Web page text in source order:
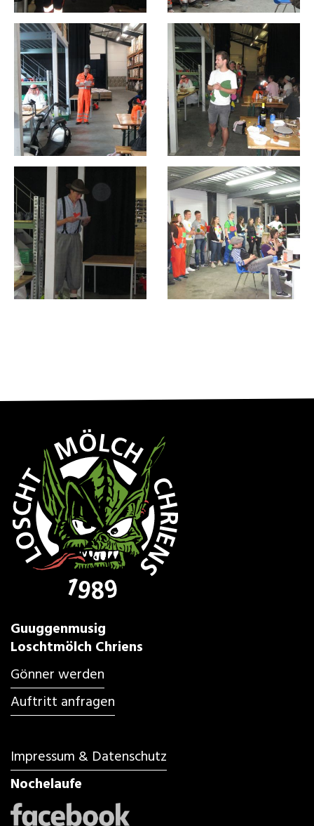
Guuggenmusig
Loschtmölch Chriens
Gönner werden
Auftritt anfragen
Impressum & Datenschutz
Nochelaufe